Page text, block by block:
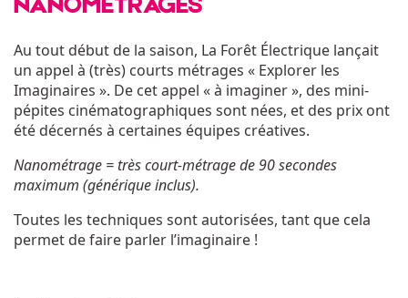
NANOMÉTRAGES
Au tout début de la saison, La Forêt Électrique lançait
un appel à (très) courts métrages « Explorer les
Imaginaires ». De cet appel « à imaginer », des mini-
pépites cinématographiques sont nées, et des prix ont
été décernés à certaines équipes créatives.
Nanométrage = très court-métrage de 90 secondes
maximum (générique inclus).
Toutes les techniques sont autorisées, tant que cela
permet de faire parler l’imaginaire !